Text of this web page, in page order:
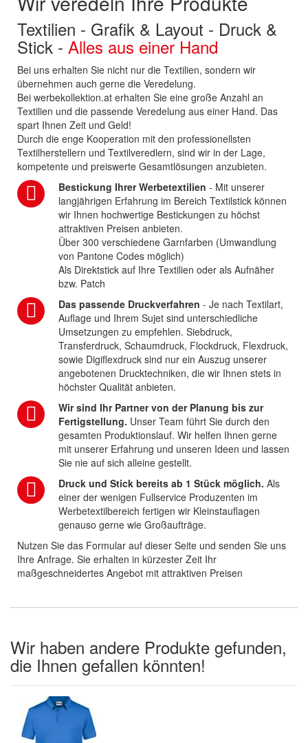
Textilien - Grafik & Layout - Druck &
Stick - Alles aus einer Hand
Bei uns erhalten Sie nicht nur die Textilien, sondern wir
übernehmen auch gerne die Veredelung.
Bei werbekollektion.at erhalten Sie eine große Anzahl an
Textilien und die passende Veredelung aus einer Hand. Das
spart Ihnen Zeit und Geld!
Durch die enge Kooperation mit den professionellsten
Textilherstellern und Textilveredlern, sind wir in der Lage,
kompetente und preiswerte Gesamtlösungen anzubieten.
Bestickung Ihrer Werbetextilien - Mit unserer
langjährigen Erfahrung im Bereich Textilstick können
wir Ihnen hochwertige Bestickungen zu höchst
attraktiven Preisen anbieten.
Über 300 verschiedene Garnfarben (Umwandlung
von Pantone Codes möglich)
Als Direktstick auf Ihre Textilien oder als Aufnäher
bzw. Patch
Das passende Druckverfahren - Je nach Textilart,
Auflage und Ihrem Sujet sind unterschiedliche
Umsetzungen zu empfehlen. Siebdruck,
Transferdruck, Schaumdruck, Flockdruck, Flexdruck,
sowie Digiflexdruck sind nur ein Auszug unserer
angebotenen Drucktechniken, die wir Ihnen stets in
höchster Qualität anbieten.
Wir sind Ihr Partner von der Planung bis zur
Fertigstellung. Unser Team führt Sie durch den
gesamten Produktionslauf. Wir helfen Ihnen gerne
mit unserer Erfahrung und unseren Ideen und lassen
Sie nie auf sich alleine gestellt.
Druck und Stick bereits ab 1 Stück möglich. Als
einer der wenigen Fullservice Produzenten im
Werbetextilbereich fertigen wir Kleinstauflagen
genauso gerne wie Großaufträge.
Nutzen Sie das Formular auf dieser Seite und senden Sie uns
Ihre Anfrage. Sie erhalten in kürzester Zeit Ihr
maßgeschneidertes Angebot mit attraktiven Preisen
Wir haben andere Produkte gefunden,
die Ihnen gefallen könnten!